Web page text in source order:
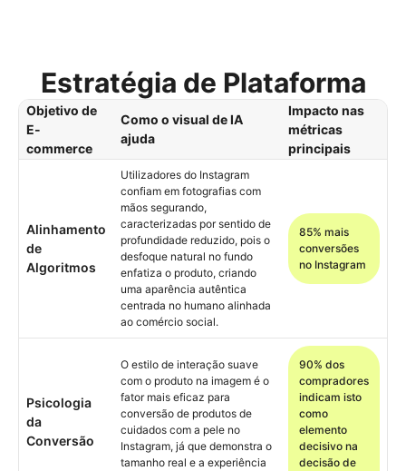
Estratégia de Plataforma
Objetivo de
E-
commerce
Como o visual de IA
ajuda
Impacto nas
métricas
principais
Alinhamento
de
Algoritmos
Utilizadores do Instagram
confiam em fotografias com
mãos segurando,
caracterizadas por sentido de
profundidade reduzido, pois o
desfoque natural no fundo
enfatiza o produto, criando
uma aparência autêntica
centrada no humano alinhada
ao comércio social.
85% mais
conversões
no Instagram
Psicologia
da
Conversão
O estilo de interação suave
com o produto na imagem é o
fator mais eficaz para
conversão de produtos de
cuidados com a pele no
Instagram, já que demonstra o
tamanho real e a experiência
90% dos
compradores
indicam isto
como
elemento
decisivo na
decisão de